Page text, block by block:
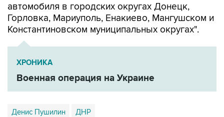
Константиновском муниципальных округах".
ХРОНИКА
Военная операция на Украине
Денис Пушилин ДНР